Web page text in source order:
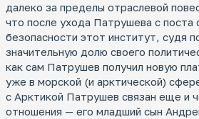
далеко за пределы отраслевой
что после ухода Патрушева с поста
безопасности этот институт, судя
значительную долю своего
как сам Патрушев получил новую
уже в морской (и арктической)
с Арктикой Патрушев связан еще и
отношения — его младший сын